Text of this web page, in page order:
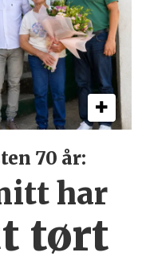
70 år:
har
tørt